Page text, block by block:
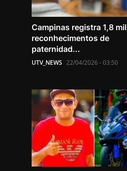
Campinas registra 1,8 mil
reconhecimentos de
paternidad...
UTV_NEWS 22/04/2026 - 03:50